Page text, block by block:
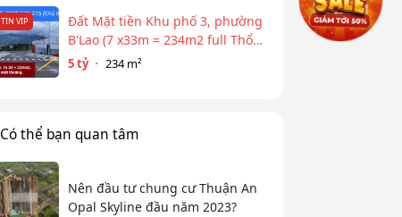
TIN VIP
Đất Mặt tiền Khu phố 3, phường
B'Lao (7 x33m = 234m2 full Thổ
cư)
5 tỷ 234 m²
Có thể bạn quan tâm
Nên đầu tư chung cư Thuận An
Opal Skyline đầu năm 2023?